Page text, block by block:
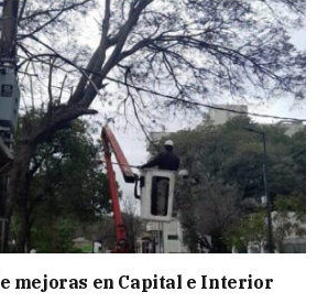
mejoras en Capital e Interior